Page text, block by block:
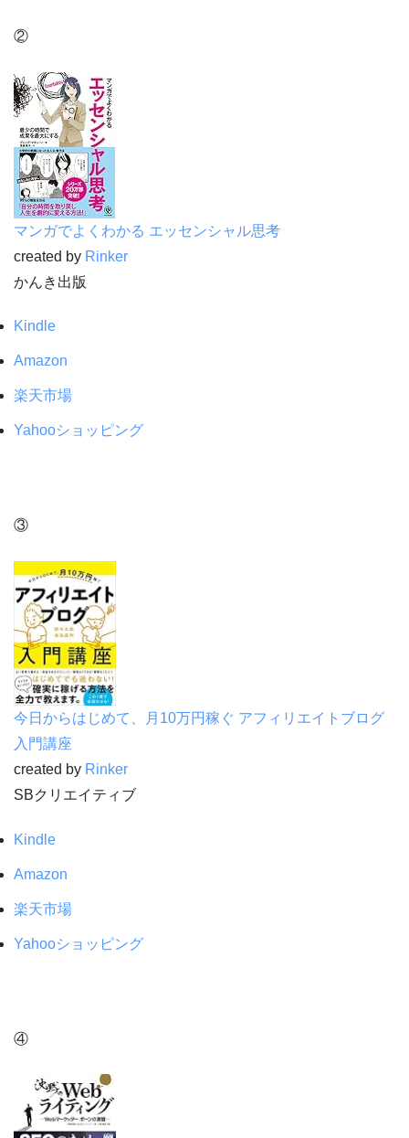
②
マンガでよくわかる エッセンシャル思考
created by Rinker
かんき出版
Kindle
Amazon
楽天市場
Yahooショッピング
③
今日からはじめて、月10万円稼ぐ アフィリエイトブログ
入門講座
created by Rinker
SBクリエイティブ
Kindle
Amazon
楽天市場
Yahooショッピング
④